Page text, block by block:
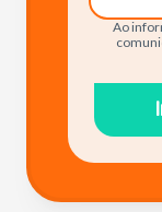
Ao